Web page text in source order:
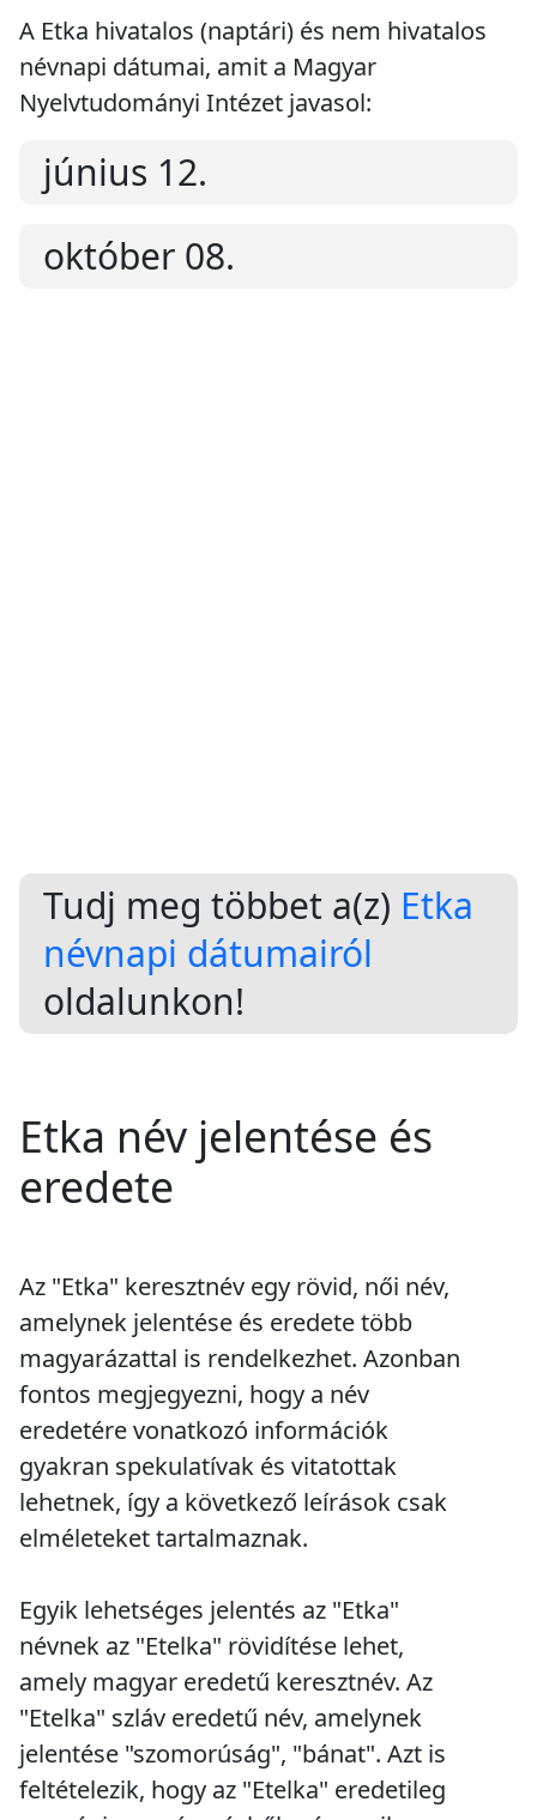
A Etka hivatalos (naptári) és nem hivatalos
névnapi dátumai, amit a Magyar
Nyelvtudományi Intézet javasol:
június 12.
október 08.
Tudj meg többet a(z) Etka
névnapi dátumairól
oldalunkon!
Etka név jelentése és
eredete
Az "Etka" keresztnév egy rövid, női név,
amelynek jelentése és eredete több
magyarázattal is rendelkezhet. Azonban
fontos megjegyezni, hogy a név
eredetére vonatkozó információk
gyakran spekulatívak és vitatottak
lehetnek, így a következő leírások csak
elméleteket tartalmaznak.
Egyik lehetséges jelentés az "Etka"
névnek az "Etelka" rövidítése lehet,
amely magyar eredetű keresztnév. Az
"Etelka" szláv eredetű név, amelynek
jelentése "szomorúság", "bánat". Azt is
feltételezik, hogy az "Etelka" eredetileg